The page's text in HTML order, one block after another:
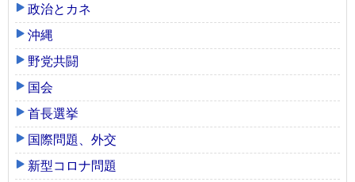
政治とカネ
沖縄
野党共闘
国会
首長選挙
国際問題、外交
新型コロナ問題